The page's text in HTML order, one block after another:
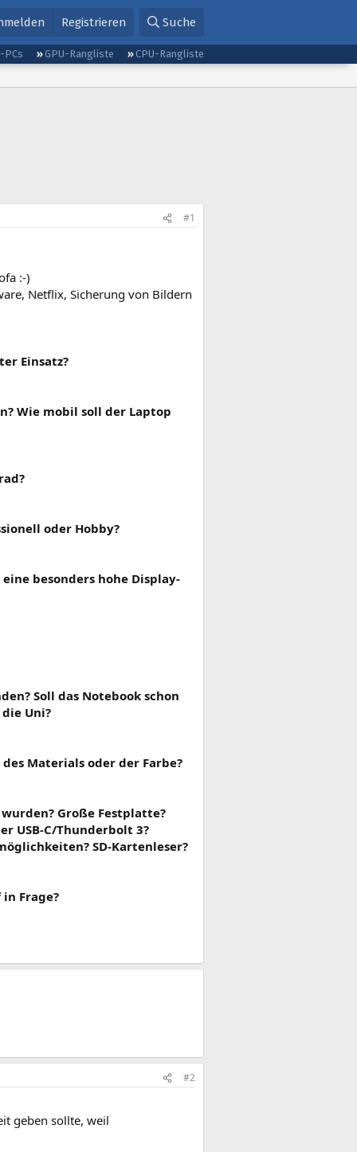
Registrieren Suche
PCs GPU-Rangliste
CPU-Rangliste
#1
:-)
Netflix, Sicherung von Bildern
Einsatz?
Wie mobil soll der Laptop
oder Hobby?
besonders hohe Display-
Soll das Notebook schon
Uni?
Materials oder der Farbe?
Große Festplatte?
USB-C/Thunderbolt 3?
SD-Kartenleser?
Frage?
#2
geben sollte, weil